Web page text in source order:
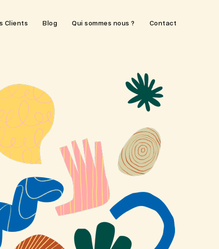
Clients Blog Qui sommes nous ? Contact